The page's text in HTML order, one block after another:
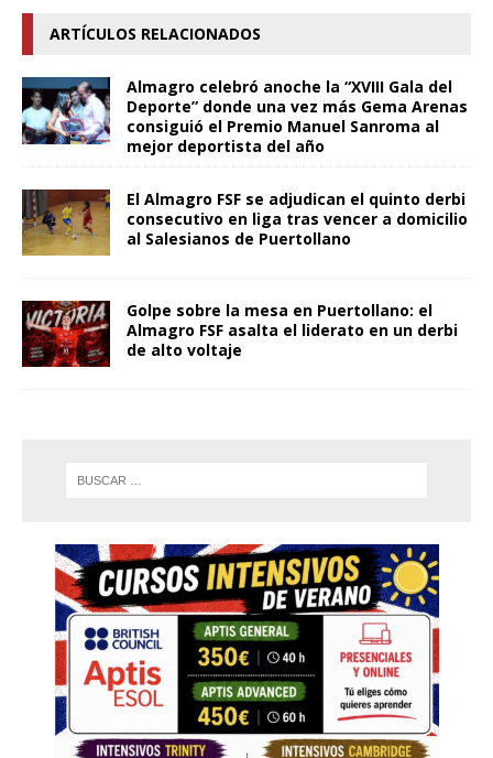
ARTÍCULOS RELACIONADOS
Almagro celebró anoche la “XVIII Gala del
Deporte” donde una vez más Gema Arenas
consiguió el Premio Manuel Sanroma al
mejor deportista del año
El Almagro FSF se adjudican el quinto derbi
consecutivo en liga tras vencer a domicilio
al Salesianos de Puertollano
Golpe sobre la mesa en Puertollano: el
Almagro FSF asalta el liderato en un derbi
de alto voltaje